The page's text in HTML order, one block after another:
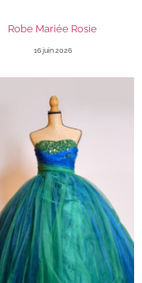
Robe Mariée Rosie
16 juin 2026